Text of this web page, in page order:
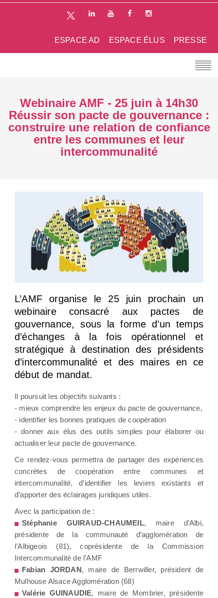
PRESSE
ESPACE ÉLUS
ESPACE AD
Webinaire AMF - 25 juin à 14h30
Réussir son pacte de gouvernance :
construire une relation de confiance
entre les communes et leur
intercommunalité
L’AMF organise le 25 juin prochain un
webinaire consacré aux pactes de
gouvernance, sous la forme d’un temps
d’échanges à la fois opérationnel et
stratégique à destination des présidents
d’intercommunalité et des maires en ce
début de mandat.
Il poursuit les objectifs suivants :
- mieux comprendre les enjeux du pacte de gouvernance,
- identifier les bonnes pratiques de coopération
- donner aux élus des outils simples pour élaborer ou
actualiser leur pacte de gouvernance.
Ce rendez-vous permettra de partager des expériences
concrètes de coopération entre communes et
intercommunalité, d’identifier les leviers existants et
d’apporter des éclairages juridiques utiles.
Avec la participation de :
Stéphanie GUIRAUD-CHAUMEIL, maire d’Albi,
présidente de la communauté d’agglomération de
l’Albigeois (81), coprésidente de la Commission
Intercommunalité de l’AMF
Fabian JORDAN , maire de Berrwiller, président de
Mulhouse Alsace Agglomération (68)
Valérie GUINAUDIE, maire de Mombrier, présidente